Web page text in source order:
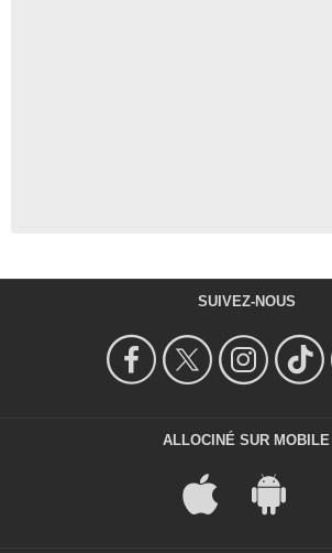
SUIVEZ-NOUS
ALLOCINÉ SUR MOBILE